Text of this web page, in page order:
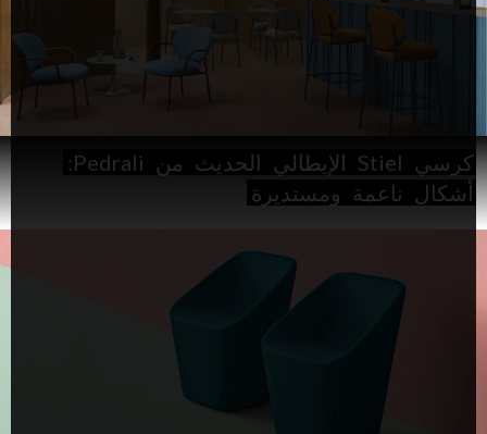
كرسي Stiel الإيطالي الحديث من Pedrali:
أشكال ناعمة ومستديرة